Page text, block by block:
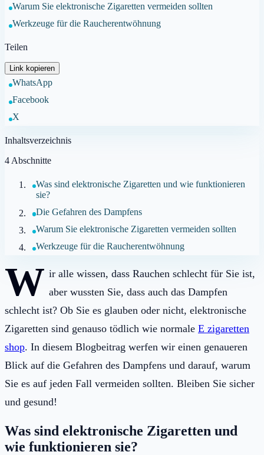
Warum Sie elektronische Zigaretten vermeiden sollten
Werkzeuge für die Raucherentwöhnung
Teilen
Link kopieren
WhatsApp
Facebook
X
Inhaltsverzeichnis
4 Abschnitte
Was sind elektronische Zigaretten und wie funktionieren
sie?
Die Gefahren des Dampfens
Warum Sie elektronische Zigaretten vermeiden sollten
Werkzeuge für die Raucherentwöhnung
W ir alle wissen, dass Rauchen schlecht für Sie ist,
aber wussten Sie, dass auch das Dampfen
schlecht ist? Ob Sie es glauben oder nicht, elektronische
Zigaretten sind genauso tödlich wie normale E zigaretten
shop. In diesem Blogbeitrag werfen wir einen genaueren
Blick auf die Gefahren des Dampfens und darauf, warum
Sie es auf jeden Fall vermeiden sollten. Bleiben Sie sicher
und gesund!
Was sind elektronische Zigaretten und
wie funktionieren sie?